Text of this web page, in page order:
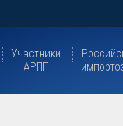
Участники
АРПП